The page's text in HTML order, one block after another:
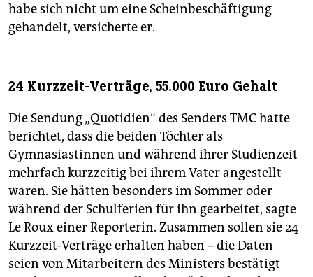
habe sich nicht um eine Scheinbeschäftigung
gehandelt, versicherte er.
24 Kurzzeit-Verträge, 55.000 Euro Gehalt
Die Sendung „Quotidien“ des Senders TMC hatte
berichtet, dass die beiden Töchter als
Gymnasiastinnen und während ihrer Studienzeit
mehrfach kurzzeitig bei ihrem Vater angestellt
waren. Sie hätten besonders im Sommer oder
während der Schulferien für ihn gearbeitet, sagte
Le Roux einer Reporterin. Zusammen sollen sie 24
Kurzzeit-Verträge erhalten haben – die Daten
seien von Mitarbeitern des Ministers bestätigt